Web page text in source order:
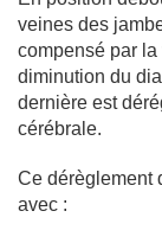
veines des
compensé par
diminution du
dernière est
cérébrale.
Ce dérèglement
avec :